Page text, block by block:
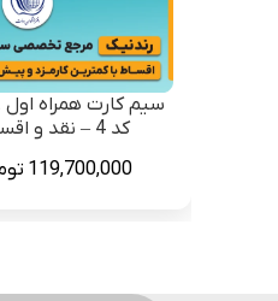
کد 4 – نقد و اقساط
119,700,000